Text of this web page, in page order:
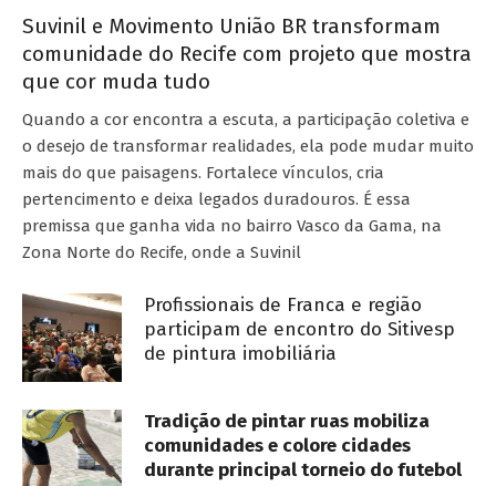
Suvinil e Movimento União BR transformam
comunidade do Recife com projeto que mostra
que cor muda tudo
Quando a cor encontra a escuta, a participação coletiva e
o desejo de transformar realidades, ela pode mudar muito
mais do que paisagens. Fortalece vínculos, cria
pertencimento e deixa legados duradouros. É essa
premissa que ganha vida no bairro Vasco da Gama, na
Zona Norte do Recife, onde a Suvinil
Profissionais de Franca e região
participam de encontro do Sitivesp
de pintura imobiliária
Tradição de pintar ruas mobiliza
comunidades e colore cidades
durante principal torneio do futebol